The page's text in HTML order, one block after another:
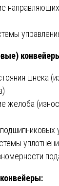
шнека
желоба